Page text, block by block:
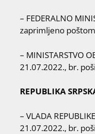
– FEDERALNO
zaprimljeno
– MINISTARSTVO
21.07.2022., br.
REPUBLIKA
– VLADA
21.07.2022., br.